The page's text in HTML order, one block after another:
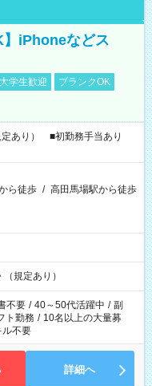
】iPhoneなどス
大学生歓迎
ブランクOK
あり） ■初勤務手当あり
ら徒歩 / 高田馬場駅から徒歩
規定あり）
不要 / 40～50代活躍中 / 副
ト勤務 / 10名以上の大量募
ル不要
詳細へ